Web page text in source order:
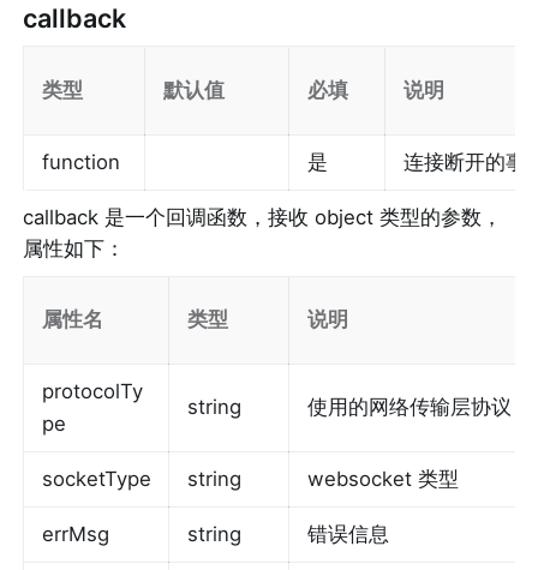
callback
类型 默认值 必填 说明
function 是 连接断开的事
callback 是一个回调函数，接收 object 类型的参数，
属性如下：
属性名 类型 说明
protocolTy
pe
string 使用的网络传输层协议
socketType string websocket 类型
errMsg string 错误信息